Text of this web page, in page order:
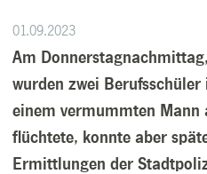
01.09.2023
Am
wurden zwei
einem vermummten
flüchtete, konnte aber
Ermittlungen der